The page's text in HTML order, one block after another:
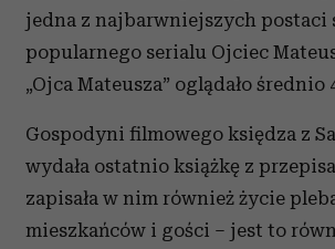
jedna z najbarwniejszych postaci
popularnego serialu Ojciec
„Ojca Mateusza” oglądało średnio
Gospodyni filmowego księdza z
wydała ostatnio książkę z
zapisała w nim również życie
mieszkańców i gości – jest to